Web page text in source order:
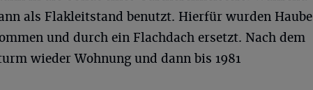
als Flakleitstand benutzt. Hierfür wurden Haube
und durch ein Flachdach ersetzt. Nach dem
wieder Wohnung und dann bis 1981